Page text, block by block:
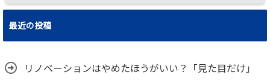
最近の投稿
リノベーションはやめたほうがいい？「見た目だけ」